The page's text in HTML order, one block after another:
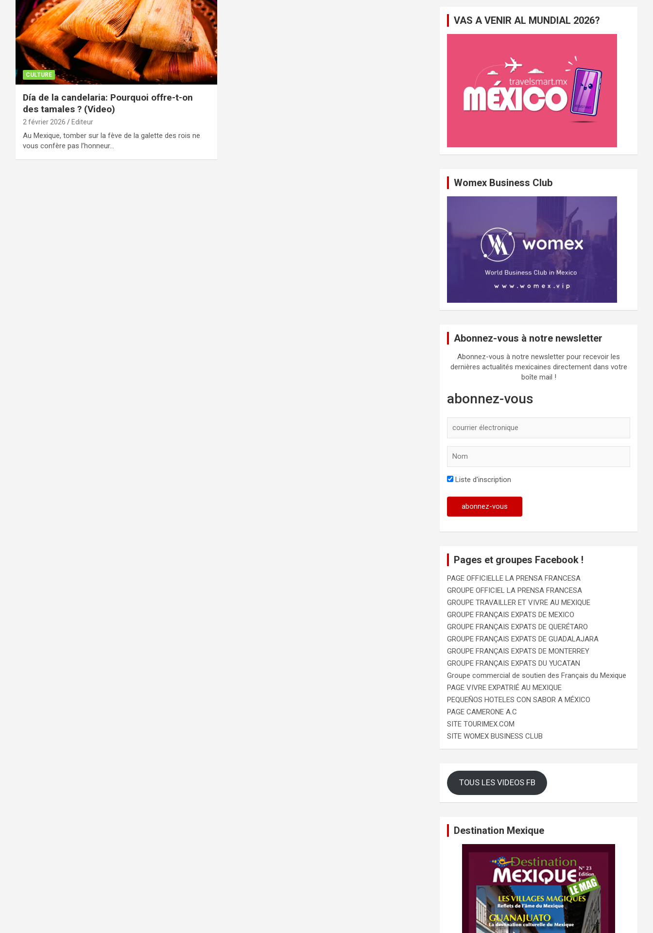
CULTURE
Día de la candelaria: Pourquoi offre-t-on
des tamales ? (Video)
2 février 2026 Editeur
Au Mexique, tomber sur la fève de la galette des rois ne
vous confère pas l’honneur…
c
VAS A VENIR AL MUNDIAL 2026?
Womex Business Club
Abonnez-vous à notre newsletter
Abonnez-vous à notre newsletter pour recevoir les
dernières actualités mexicaines directement dans votre
boîte mail !
abonnez-vous
Liste d'inscription
Pages et groupes Facebook !
PAGE OFFICIELLE LA PRENSA FRANCESA
GROUPE OFFICIEL LA PRENSA FRANCESA
GROUPE TRAVAILLER ET VIVRE AU MEXIQUE
GROUPE FRANÇAIS EXPATS DE MEXICO
GROUPE FRANÇAIS EXPATS DE QUERÉTARO
GROUPE FRANÇAIS EXPATS DE GUADALAJARA
GROUPE FRANÇAIS EXPATS DE MONTERREY
GROUPE FRANÇAIS EXPATS DU YUCATAN
Groupe commercial de soutien des Français du Mexique
PAGE VIVRE EXPATRIÉ AU MEXIQUE
PEQUEÑOS HOTELES CON SABOR A MÉXICO
PAGE CAMERONE A.C
SITE TOURIMEX.COM
SITE WOMEX BUSINESS CLUB
TOUS LES VIDEOS FB
Destination Mexique